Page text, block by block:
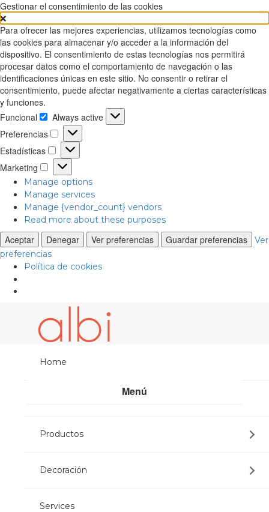
Gestionar el consentimiento de las cookies
Para ofrecer las mejores experiencias, utilizamos tecnologías como
las cookies para almacenar y/o acceder a la información del
dispositivo. El consentimiento de estas tecnologías nos permitirá
procesar datos como el comportamiento de navegación o las
identificaciones únicas en este sitio. No consentir o retirar el
consentimiento, puede afectar negativamente a ciertas características
y funciones.
Funcional
Funcional
Always active
Preferencias
Preferencias
Estadísticas
Estadísticas
Marketing
Marketing
Manage options
Manage services
Manage {vendor_count} vendors
Read more about these purposes
Aceptar Denegar Ver preferencias Guardar preferencias
Ver
preferencias
Política de cookies
Menú
Home
Productos
Decoración
Services